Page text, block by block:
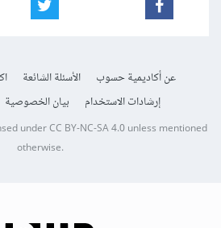
عن أكاديمية حسوب الأسئلة الشائعة
إرشادات الاستخدام
بيان الخصوصية
underCC BY-NC-SA 4.0unless mentioned
otherwise.